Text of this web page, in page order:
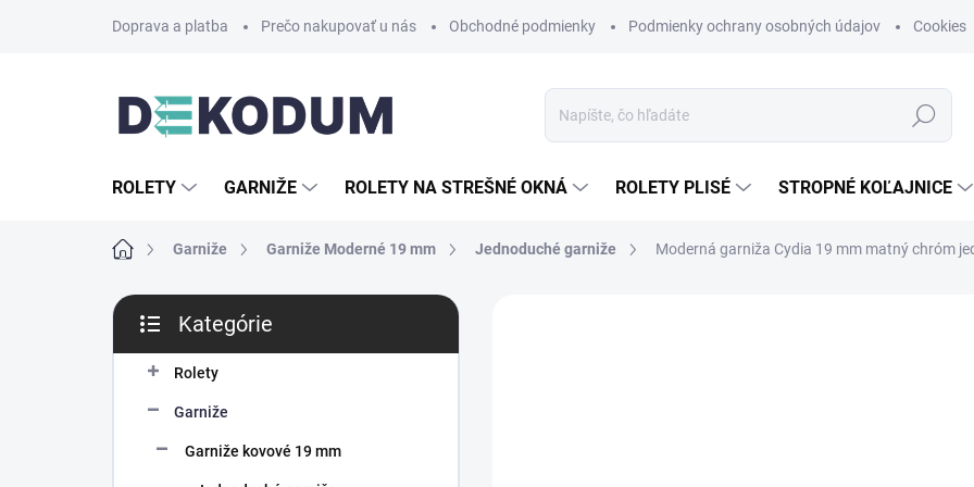
Doprava a platba Prečo nakupovať u nás Obchodné podmienky Podmienky ochrany osobných údajov Cookies
Hľadať
ROLETY GARNIŽE ROLETY NA STREŠNÉ OKNÁ ROLETY PLISÉ STROPNÉ KOĽAJNICE
DomovGarniže Garniže Moderné 19 mm Jednoduché garniže Moderná garniža Cydia 19 mm matný chróm
B
č
kategórie
Kategórie
Rolety
Garniže
Garniže kovové 19 mm